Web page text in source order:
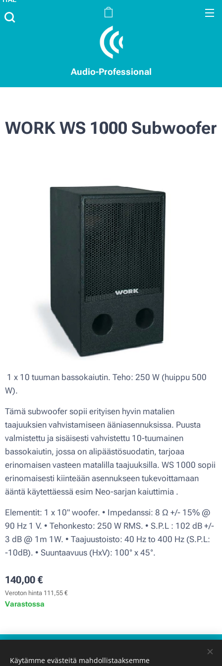
Audio-Professional
WORK WS 1000 Subwoofer
1 x 10 tuuman bassokaiutin. Teho: 250 W (huippu 500
W).
Tämä subwoofer sopii erityisen hyvin matalien
taajuuksien vahvistamiseen ääniasennuksissa. Puusta
valmistettu ja sisäisesti vahvistettu 10-tuumainen
bassokaiutin, jossa on alipäästösuodatin, tarjoaa
erinomaisen vasteen matalilla taajuuksilla. WS 1000 sopii
erinomaisesti kiinteään asennukseen tukevoittamaan
ääntä käytettäessä esim Neo-sarjan kaiuttimia .
Elementit: 1 x 10" woofer. • Impedanssi: 8 Ω +/- 15% @
90 Hz 1 V. • Tehonkesto: 250 W RMS. • S.P.L : 102 dB +/-
3 dB @ 1m 1W. • Taajuustoisto: 40 Hz to 400 Hz (S.P.L:
-10dB). • Suuntaavuus (HxV): 100° x 45°.
140,00 €
Veroton hinta 111,55 €
Varastossa
Käytämme evästeitä mahdollistaaksemme